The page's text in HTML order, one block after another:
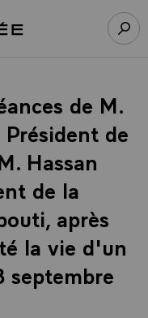
l’accueil Élysée
de M.
de
Hassan
de la
après
la vie d'un
septembre